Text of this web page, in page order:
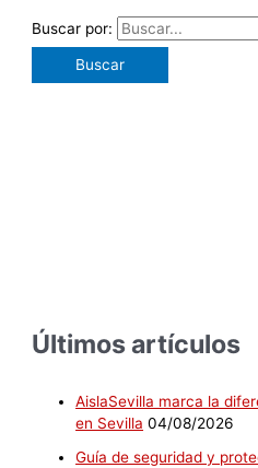
Buscar por:
Últimos artículos
AislaSevilla marca la
en Sevilla 04/08/2026
Guía de seguridad y